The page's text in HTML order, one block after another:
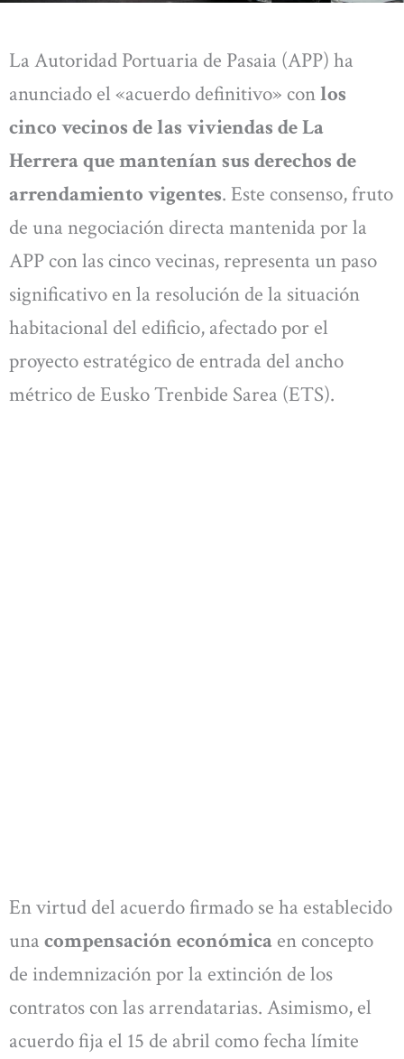
La Autoridad Portuaria de Pasaia (APP) ha
anunciado el «acuerdo definitivo» conlos
cinco vecinos de las viviendas de La
Herrera que mantenían sus derechos de
arrendamiento vigentes. Este consenso, fruto
de una negociación directa mantenida por la
APP con las cinco vecinas, representa un paso
significativo en la resolución de la situación
habitacional del edificio, afectado por el
proyecto estratégico de entrada del ancho
métrico de Eusko Trenbide Sarea (ETS).
En virtud del acuerdo firmado se ha establecido
una compensación económica en concepto
de indemnización por la extinción de los
contratos con las arrendatarias. Asimismo, el
acuerdo fija el 15 de abril como fecha límite